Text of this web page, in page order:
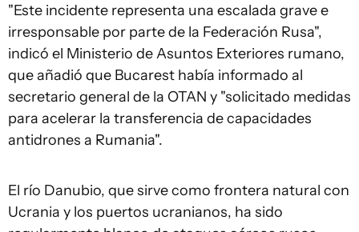
"Este incidente representa una escalada grave e
irresponsable por parte de la Federación Rusa",
indicó el Ministerio de Asuntos Exteriores rumano,
que añadió que Bucarest había informado al
secretario general de la OTAN y "solicitado medidas
para acelerar la transferencia de capacidades
antidrones a Rumania".
El río Danubio, que sirve como frontera natural con
Ucrania y los puertos ucranianos, ha sido